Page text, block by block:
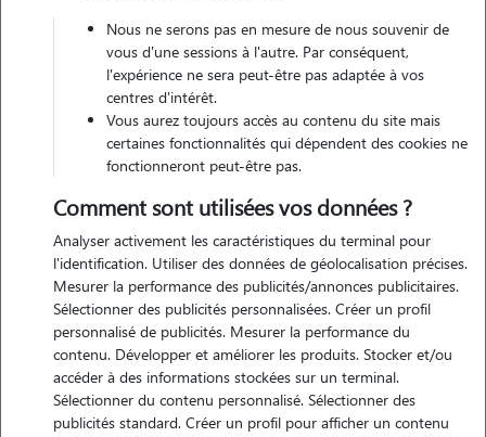
Motivation
depuis toujours au contact des animaux, aujourd'hui c'est
naturellement que j'aime passer mon temps libre à les chouchouter.
Nous ne serons pas en mesure de nous souvenir de
vous d'une sessions à l'autre. Par conséquent,
l'expérience ne sera peut-être pas adaptée à vos
centres d'intérêt.
Vous aurez toujours accès au contenu du site mais
certaines fonctionnalités qui dépendent des cookies ne
fonctionneront peut-être pas.
Comment sont utilisées vos données ?
Analyser activement les caractéristiques du terminal pour
l'identification. Utiliser des données de géolocalisation précises.
Mesurer la performance des publicités/annonces publicitaires.
Sélectionner des publicités personnalisées. Créer un profil
personnalisé de publicités. Mesurer la performance du
contenu. Développer et améliorer les produits. Stocker et/ou
accéder à des informations stockées sur un terminal.
Sélectionner du contenu personnalisé. Sélectionner des
publicités standard. Créer un profil pour afficher un contenu